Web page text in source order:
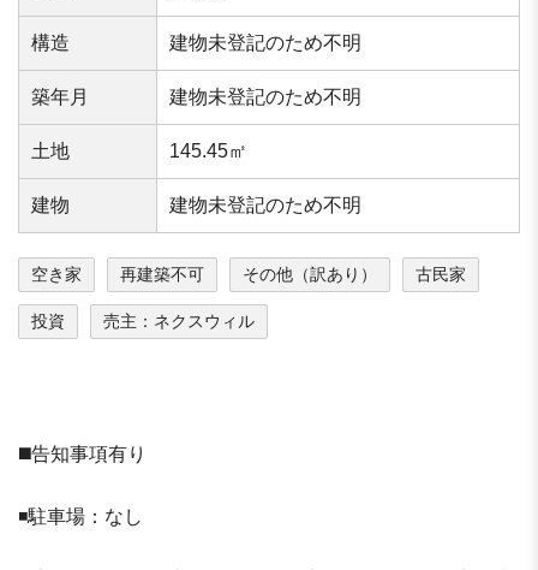
構造 建物未登記のため不明
築年⽉ 建物未登記のため不明
⼟地 145.45㎡
建物 建物未登記のため不明
空き家 再建築不可 その他（訳あり） 古民家
投資 売主：ネクスウィル
◼️告知事項有り
◾️駐車場：なし